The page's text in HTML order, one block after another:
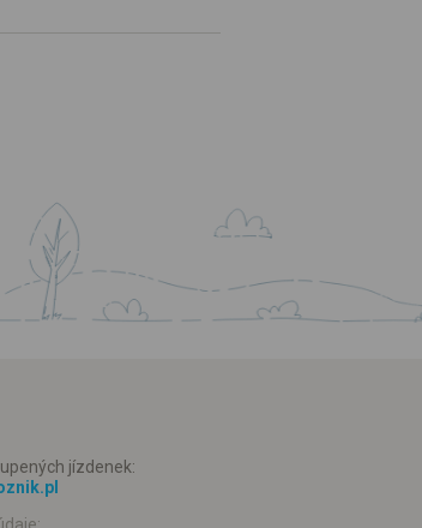
jízdenek: